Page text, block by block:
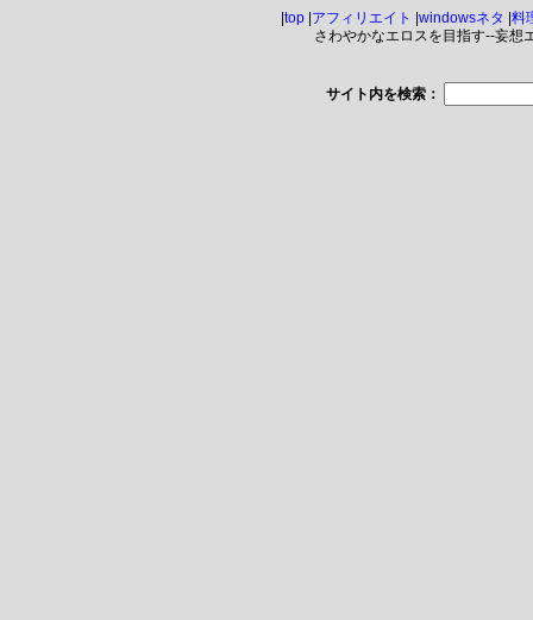
|top アフィリエイト |windowsネタ |料
さわやかなエロスを目指す--妄
サイト内を検索：